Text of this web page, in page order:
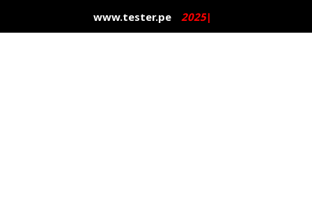
e
b
o
t
a
g
t
u
b
e
l
o
www.tester.pe 2025|